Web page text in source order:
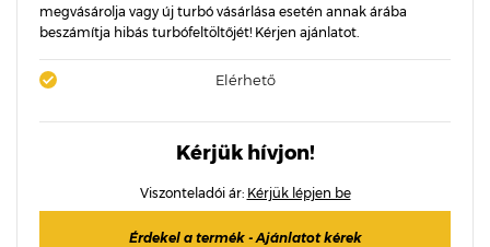
megvásárolja vagy új turbó vásárlása esetén annak árába
beszámítja hibás turbófeltöltőjét! Kérjen ajánlatot.
Elérhető
Kérjük hívjon!
Viszonteladói ár: Kérjük lépjen be
Érdekel a termék - Ajánlatot kérek